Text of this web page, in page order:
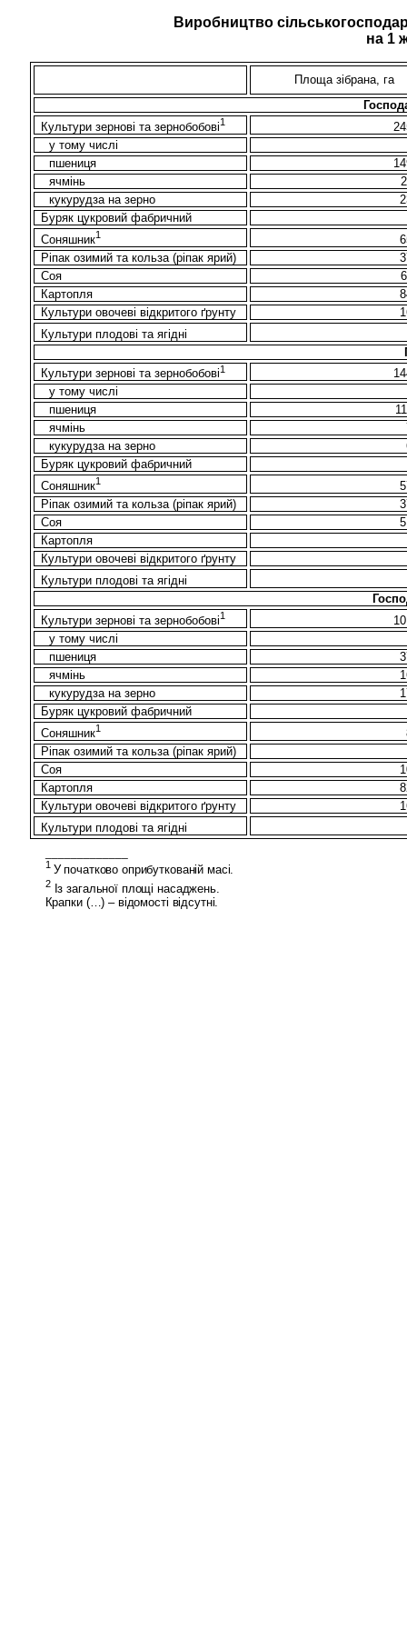
Виробництво
на 1
Площа зібрана, га
Культури зернові та зернобобові1
у тому числі
пшениця
ячмінь
кукурудза на зерно
Буряк цукровий фабричний
Соняшник1
Ріпак озимий та кольза (ріпак ярий)
Соя
Картопля
Культури овочеві відкритого ґрунту
Культури плодові та ягідні
Культури зернові та зернобобові1
у тому числі
пшениця
ячмінь
кукурудза на зерно
Буряк цукровий фабричний
Соняшник1
Ріпак озимий та кольза (ріпак ярий)
Соя
Картопля
Культури овочеві відкритого ґрунту
Культури плодові та ягідні
Культури зернові та зернобобові1
у тому числі
пшениця
ячмінь
кукурудза на зерно
Буряк цукровий фабричний
Соняшник1
Ріпак озимий та кольза (ріпак ярий)
Соя
Картопля
Культури овочеві відкритого ґрунту
Культури плодові та ягідні
1 У початково оприбуткованій масі.
2 Із загальної площі насаджень.
Крапки (…) – відомості відсутні.